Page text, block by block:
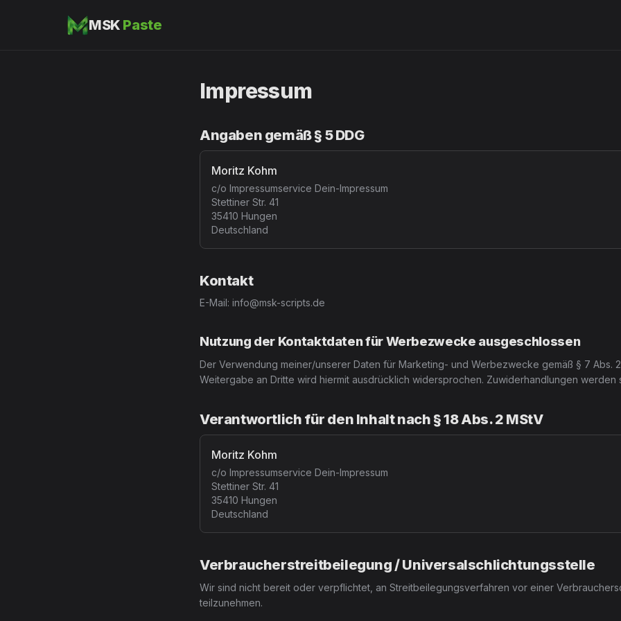
MSK Paste
Impressum
Angaben gemäß § 5 DDG
Moritz Kohm
c/o Impressumservice Dein-Impressum
Stettiner Str. 41
35410 Hungen
Deutschland
Kontakt
E-Mail: info@msk-scripts.de
Nutzung der Kontaktdaten für Werbezwecke ausgeschlossen
Der Verwendung meiner/unserer Daten für Marketing- und Werbezwecke gemäß § 7 Abs.
Weitergabe an Dritte wird hiermit ausdrücklich widersprochen. Zuwiderhandlungen werden
Verantwortlich für den Inhalt nach § 18 Abs. 2 MStV
Moritz Kohm
c/o Impressumservice Dein-Impressum
Stettiner Str. 41
35410 Hungen
Deutschland
Verbraucherstreitbeilegung / Universalschlichtungsstelle
Wir sind nicht bereit oder verpflichtet, an Streitbeilegungsverfahren vor einer
teilzunehmen.